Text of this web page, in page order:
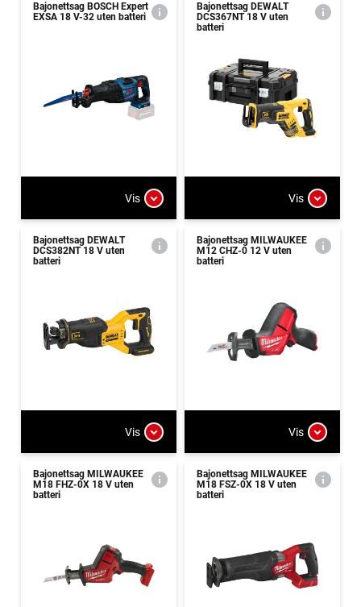
Bajonettsag BOSCH Expert
EXSA 18 V-32 uten batteri
Vis
Bajonettsag DEWALT
DCS367NT 18 V uten
batteri
Vis
Bajonettsag DEWALT
DCS382NT 18 V uten
batteri
Vis
Bajonettsag MILWAUKEE
M12 CHZ-0 12 V uten
batteri
Vis
Bajonettsag MILWAUKEE
M18 FHZ-0X 18 V uten
batteri
Bajonettsag MILWAUKEE
M18 FSZ-0X 18 V uten
batteri